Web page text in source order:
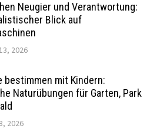
Neugier und Verantwortung:
Blick auf
2026
bestimmen mit Kindern:
Naturübungen für Garten, Park
2026